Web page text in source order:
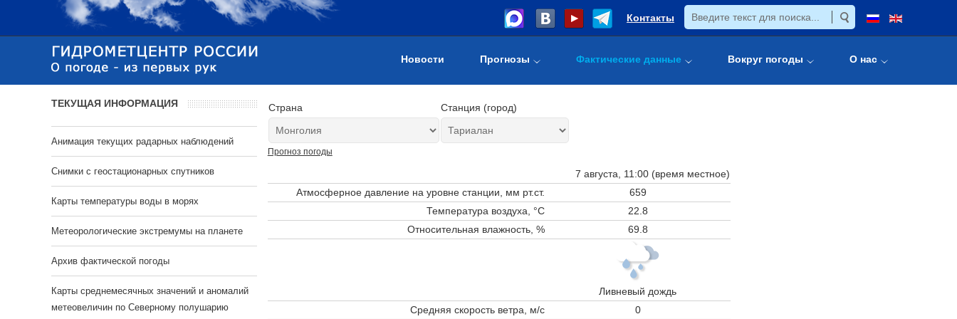
Контакты
Новости Прогнозы Фактические данные Вокруг погоды О нас
Страна Станция (город)
Прогноз погоды
7 августа, 11:00 (время местное)
Атмосферное давление на уровне станции, мм рт.ст.
659
Температура воздуха, °C
22.8
Относительная влажность, %
69.8
Ливневый дождь
Средняя скорость ветра, м/с
0
ТЕКУЩАЯ ИНФОРМАЦИЯ
Анимация текущих радарных наблюдений
Cнимки с геостационарных спутников
Карты температуры воды в морях
Метеорологические экстремумы на планете
Архив фактической погоды
Карты среднемесячных значений и аномалий
метеовеличин по Северному полушарию